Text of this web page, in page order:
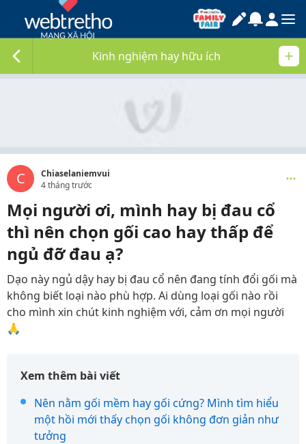
Kinh nghiệm hay hữu ích
C
Chiaselaniemvui
4 tháng trước
Mọi người ơi, mình hay bị đau cổ
thì nên chọn gối cao hay thấp để
ngủ đỡ đau ạ?
Dạo này ngủ dậy hay bị đau cổ nên đang tính đổi gối mà
không biết loại nào phù hợp. Ai dùng loại gối nào rồi
cho mình xin chút kinh nghiệm với, cảm ơn mọi người
🙏
Xem thêm bài viết
Nên nằm gối mềm hay gối cứng? Mình tìm hiểu
một hồi mới thấy chọn gối không đơn giản như
tưởng